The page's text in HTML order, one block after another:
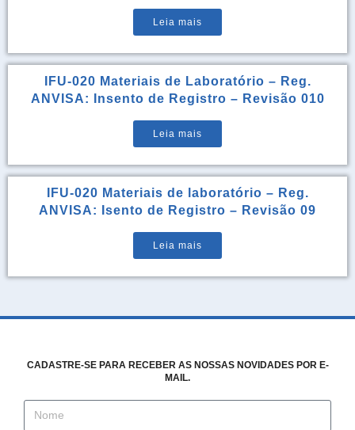
Leia mais
IFU-020 Materiais de Laboratório – Reg.
ANVISA: Insento de Registro – Revisão 010
Leia mais
IFU-020 Materiais de laboratório – Reg.
ANVISA: Isento de Registro – Revisão 09
Leia mais
CADASTRE-SE PARA RECEBER AS NOSSAS NOVIDADES POR E-
MAIL.